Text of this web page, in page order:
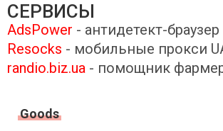
СЕРВИСЫ
AdsPower - антидетект-браузер
Resocks - мобильные прокси
randio.biz.ua - помощник
Goods